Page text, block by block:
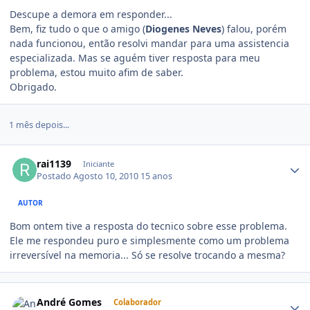
Descupe a demora em responder...
Bem, fiz tudo o que o amigo (Diogenes Neves) falou, porém
nada funcionou, então resolvi mandar para uma assistencia
especializada. Mas se aguém tiver resposta para meu
problema, estou muito afim de saber.
Obrigado.
1 mês depois...
rai1139 Iniciante
PostadoAgosto 10, 2010 15 anos
AUTOR
Bom ontem tive a resposta do tecnico sobre esse problema.
Ele me respondeu puro e simplesmente como um problema
irreversível na memoria... Só se resolve trocando a mesma?
André Gomes Colaborador